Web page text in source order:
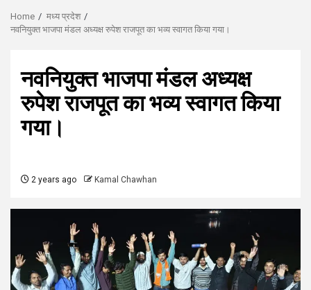
Home
मध्य प्रदेश
नवनियुक्त भाजपा मंडल अध्यक्ष रुपेश राजपूत का भव्य स्वागत किया गया।
नवनियुक्त भाजपा मंडल अध्यक्ष
रुपेश राजपूत का भव्य स्वागत किया
गया।
2 years ago Kamal Chawhan